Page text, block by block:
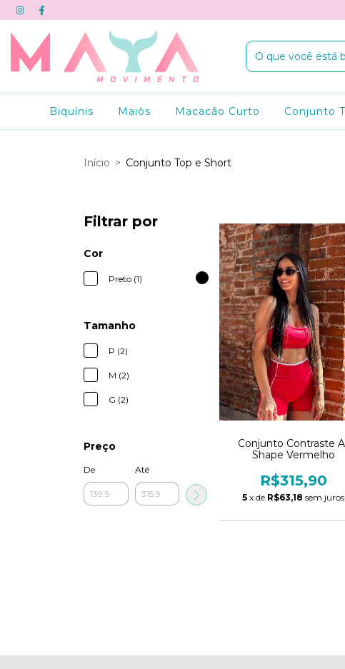
Biquínis Maiôs Macacão Curto Conjunto
Início > Conjunto Top e Short
Filtrar por
Cor
Preto (1)
Tamanho
P (2)
M (2)
G (2)
Preço
De Até
Conjunto Contraste All
Shape Vermelho
R$315,90
5 x de R$63,18 sem juros